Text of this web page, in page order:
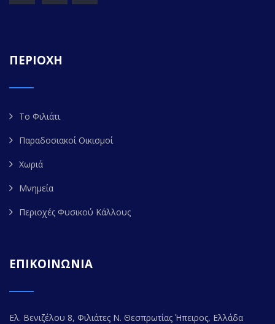
ΠΕΡΙΟΧΗ
Το Φιλιάτι
Παραδοσιακοί Οικισμοί
Χωριά
Μνημεία
Περιοχές Φυσικού Κάλλους
ΕΠΙΚΟΙΝΩΝΙΑ
Ελ. Βενιζέλου 8, Φιλιάτες Ν. Θεσπρωτίας Ήπειρος, Ελλάδα